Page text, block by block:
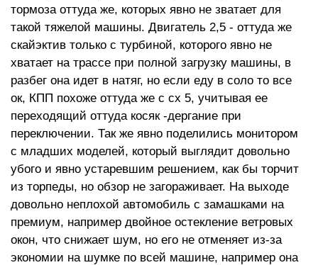
тормоза оттуда же, которых явно не зватает для
такой тяжелой машины. Двигатель 2,5 - оттуда же
скайэктив только с турбиной, которого явно не
хватает на трассе при полной загрузку машины, в
разбег она идет в натяг, но если еду в соло то все
ок, КПП похоже оттуда же с сх 5, учитывая ее
переходящий оттуда косяк -дергание при
переключении. Так же явно поделились монитором
с младших моделей, который выглядит довольно
убого и явно устаревшим решением, как бы торчит
из торпеды, но обзор не загораживает. На выходе
довольно неплохой автомобиль с замашками на
премиум, например двойное остекление ветровых
окон, что снижает шум, но его не отменяет из-за
экономии на шумке по всей машине, например она